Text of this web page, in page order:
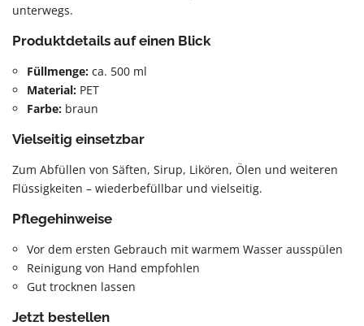
unterwegs.
Produktdetails auf einen Blick
Füllmenge: ca. 500 ml
Material: PET
Farbe: braun
Vielseitig einsetzbar
Zum Abfüllen von Säften, Sirup, Likören, Ölen und weiteren
Flüssigkeiten – wiederbefüllbar und vielseitig.
Pflegehinweise
Vor dem ersten Gebrauch mit warmem Wasser ausspülen
Reinigung von Hand empfohlen
Gut trocknen lassen
Jetzt bestellen